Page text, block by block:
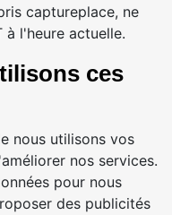
captureplace, ne
à l'heure actuelle.
ces
nous utilisons vos
nos services.
pour nous
des publicités